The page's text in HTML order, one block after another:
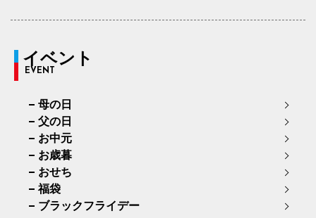
イベント
EVENT
母の日
父の日
お中元
お歳暮
おせち
福袋
ブラックフライデー